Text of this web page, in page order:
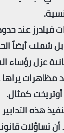
فيلدرز عند
شملت أيضاً
عزل رؤساء
مظاهرات
كمثال.
هذه
أن تساؤلات